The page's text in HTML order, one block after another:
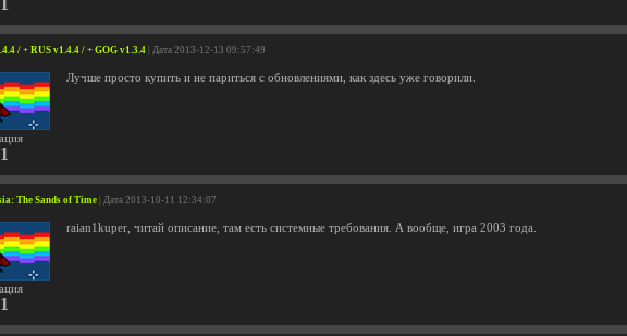
/ + RUS v1.4.4 / + GOG v1.3.4 | Дата 2013-12-13 09:57:49
Лучше просто купить и не париться с обновлениями, как здесь уже говорили.
The Sands of Time | Дата 2013-10-11 12:34:07
raian1kuper, читай описание, там есть системные требования. А вообще, игра 2003 года.